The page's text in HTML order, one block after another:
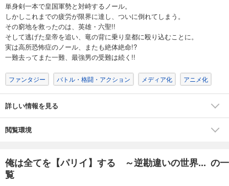
単身剣一本で皇国軍勢と対峙するノール。
しかしこれまでの疲労が限界に達し、ついに倒れてしまう。
その窮地を救ったのは、英雄・六聖!!
そして逃げた皇帝を追い、竜の背に乗り皇都に殴り込むことに。
実は高所恐怖症のノール、またも絶体絶命!?
一難去ってまた一難、最強男の受難は続く!!
ファンタジー バトル・格闘・アクション メディア化 アニメ化
詳しい情報を見る
閲覧環境
俺は全てを【パリイ】する ～逆勘違いの世界... の一
覧